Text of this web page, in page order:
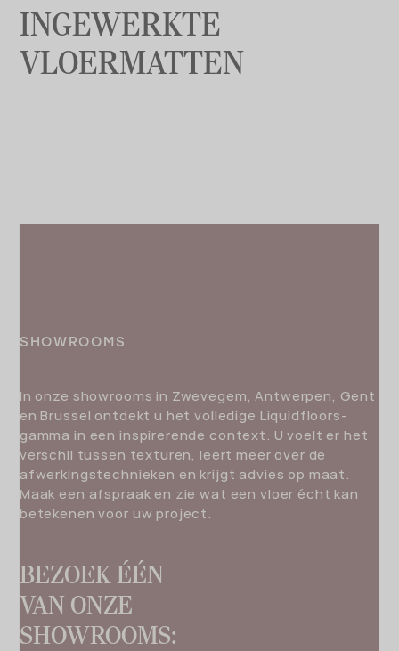
INGEWERKTE
VLOERMATTEN
SHOWROOMS
In onze showrooms in Zwevegem, Antwerpen, Gent
en Brussel ontdekt u het volledige Liquidfloors-
gamma in een inspirerende context. U voelt er het
verschil tussen texturen, leert meer over de
afwerkingstechnieken en krijgt advies op maat.
Maak een afspraak en zie wat een vloer écht kan
betekenen voor uw project.
BEZOEK ÉÉN
VAN ONZE
SHOWROOMS: